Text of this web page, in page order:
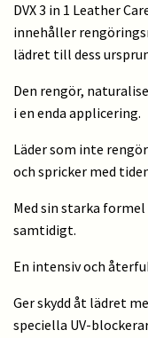
DVX 3 in 1 Leather
innehåller
lädret till dess
Den rengör,
i en enda applicering.
Läder som inte
och spricker med
Med sin starka
samtidigt.
En intensiv och
Ger skydd åt lädret
speciella UV-